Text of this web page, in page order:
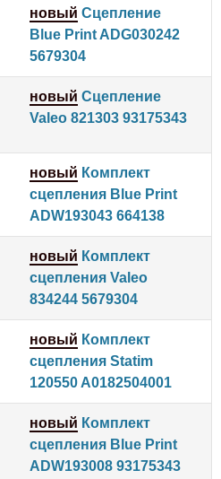
новый Сцепление
Blue Print ADG030242
5679304
новый Сцепление
Valeo 821303 93175343
новый Комплект
сцепления Blue Print
ADW193043 664138
новый Комплект
сцепления Valeo
834244 5679304
новый Комплект
сцепления Statim
120550 A0182504001
новый Комплект
сцепления Blue Print
ADW193008 93175343